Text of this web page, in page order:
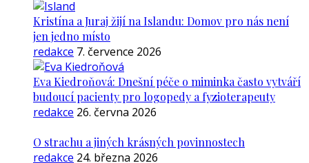
Kristína a Juraj žijí na Islandu: Domov pro nás není
jen jedno místo
redakce 7. července 2026
Eva Kiedroňová: Dnešní péče o miminka často vytváří
budoucí pacienty pro logopedy a fyzioterapeuty
redakce 26. června 2026
O strachu a jiných krásných povinnostech
redakce 24. března 2026